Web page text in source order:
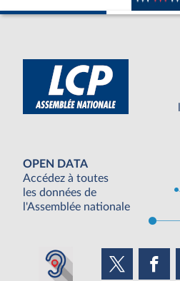
OPEN DATA
Accédez à toutes
les données de
l'Assemblée nationale